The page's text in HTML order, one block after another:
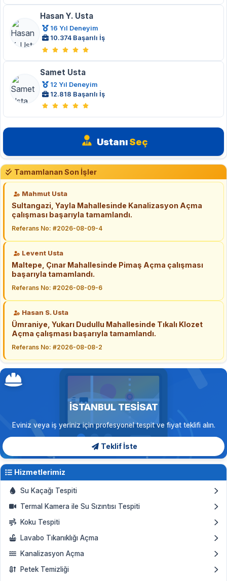
Hasan Y. Usta
16 Yıl Deneyim
10.374 Başarılı İş
Samet Usta
12 Yıl Deneyim
12.818 Başarılı İş
UstanıSeç
Tamamlanan Son İşler
Mahmut Usta
Sultangazi, Yayla Mahallesinde Kanalizasyon Açma
çalışması başarıyla tamamlandı.
Referans No: #2026-08-09-4
Levent Usta
Maltepe, Çınar Mahallesinde Pimaş Açma çalışması
başarıyla tamamlandı.
Referans No: #2026-08-09-6
Hasan S. Usta
Ümraniye, Yukarı Dudullu Mahallesinde Tıkalı Klozet
Açma çalışması başarıyla tamamlandı.
Referans No: #2026-08-08-2
İSTANBUL TESISAT
Eviniz veya iş yeriniz için profesyonel tespit ve fiyat teklifi alın.
Teklif İste
Hizmetlerimiz
Su Kaçağı Tespiti
Termal Kamera ile Su Sızıntısı Tespiti
Koku Tespiti
Lavabo Tıkanıklığı Açma
Kanalizasyon Açma
Petek Temizliği